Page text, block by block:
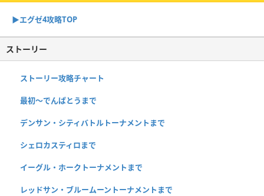
▶︎エグゼ4攻略TOP
ストーリー
ストーリー攻略チャート
最初～でんぱとうまで
デンサン・シティバトルトーナメントまで
シェロカスティロまで
イーグル・ホークトーナメントまで
レッドサン・ブルームーントーナメントまで